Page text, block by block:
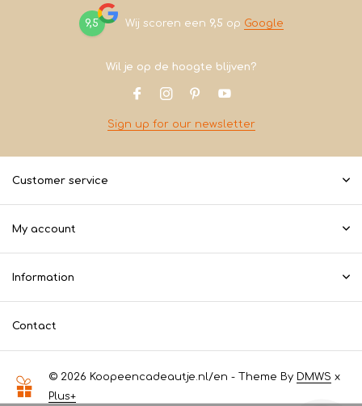
9,5 Wij scoren een 9,5 op Google
Wil je op de hoogte blijven?
Sign up for our newsletter
Customer service
My account
Information
Contact
© 2026 Koopeencadeautje.nl/en - Theme By DMWS x
Plus+